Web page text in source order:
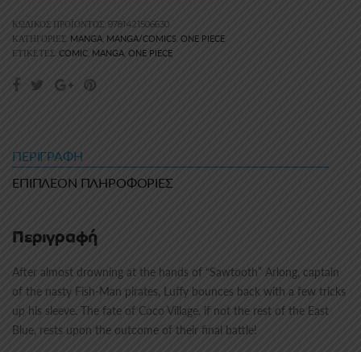
ΚΩΔΙΚΌΣ ΠΡΟΪΌΝΤΟΣ: 9781421506630
ΚΑΤΗΓΟΡΊΕΣ: MANGA MANGA/COMICS, ONE PIECE
ΕΤΙΚΈΤΕΣ: COMIC MANGA, ONE PIECE
ΠΕΡΙΓΡΑΦΉ
ΕΠΙΠΛΈΟΝ ΠΛΗΡΟΦΟΡΊΕΣ
Περιγραφή
After almost drowning at the hands of “Sawtooth” Arlong, captain
of the nasty Fish-Man pirates, Luffy bounces back with a few tricks
up his sleeve. The fate of Coco Village, if not the rest of the East
Blue, rests upon the outcome of their final battle!